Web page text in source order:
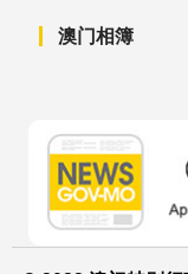
澳门相簿